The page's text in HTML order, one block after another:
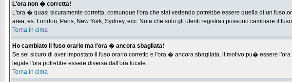
L'ora non � corretta!
L'ora � quasi sicuramente corretta, comunque l'ora che stai vedendo potrebbe essere quella di un
area, es. London, Paris, New York, Sydney, ecc. Nota che solo gli utenti registrati possono cambiare il
Torna in cima
Ho cambiato il fuso orario ma l'ora � ancora sbagliata!
Se sei sicuro di aver impostato il fuso orario corretto e l'ora � ancora sbagliata, il motivo pu� essere
legale l'ora potrebbe essere diversa dall'ora locale.
Torna in cima